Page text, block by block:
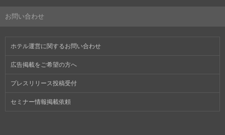
お問い合わせ
ホテル運営に関するお問い合わせ
広告掲載をご希望の方へ
プレスリリース投稿受付
セミナー情報掲載依頼